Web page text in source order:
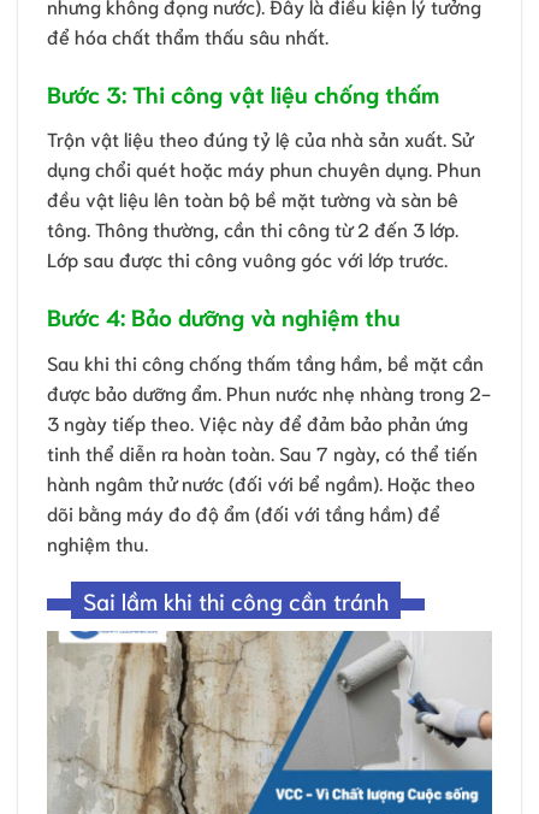
nhưng không đọng nước). Đây là điều kiện lý tưởng
để hóa chất thẩm thấu sâu nhất.
Bước 3: Thi công vật liệu chống thấm
Trộn vật liệu theo đúng tỷ lệ của nhà sản xuất. Sử
dụng chổi quét hoặc máy phun chuyên dụng. Phun
đều vật liệu lên toàn bộ bề mặt tường và sàn bê
tông. Thông thường, cần thi công từ 2 đến 3 lớp.
Lớp sau được thi công vuông góc với lớp trước.
Bước 4: Bảo dưỡng và nghiệm thu
Sau khi thi công chống thấm tầng hầm, bề mặt cần
được bảo dưỡng ẩm. Phun nước nhẹ nhàng trong 2-
3 ngày tiếp theo. Việc này để đảm bảo phản ứng
tinh thể diễn ra hoàn toàn. Sau 7 ngày, có thể tiến
hành ngâm thử nước (đối với bể ngầm). Hoặc theo
dõi bằng máy đo độ ẩm (đối với tầng hầm) để
nghiệm thu.
Sai lầm khi thi công cần tránh